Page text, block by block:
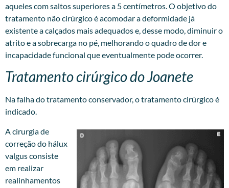
aqueles com saltos superiores a 5 centímetros. O objetivo do
tratamento não cirúrgico é acomodar a deformidade já
existente a calçados mais adequados e, desse modo, diminuir o
atrito e a sobrecarga no pé, melhorando o quadro de dor e
incapacidade funcional que eventualmente pode ocorrer.
Tratamento cirúrgico do Joanete
Na falha do tratamento conservador, o tratamento cirúrgico é
indicado.
A cirurgia de
correção do hálux
valgus consiste
em realizar
realinhamentos